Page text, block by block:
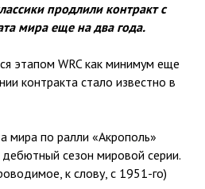
продлили контракт с
мира еще на два года.
этапом WRC как минимум еще
контракта стало известно в
мира по ралли «Акрополь»
сезон мировой серии.
к слову, с 1951-го)